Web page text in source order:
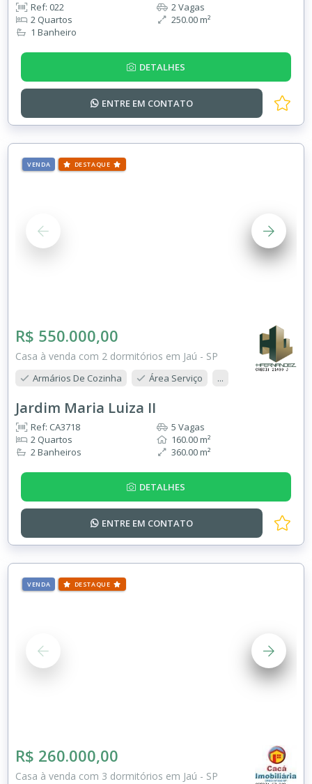
Ref: 022
2 Quartos
1 Banheiro
2 Vagas
250.00 m²
DETALHES
ENTRE EM CONTATO
VENDA DESTAQUE
R$ 550.000,00
Casa à venda com 2 dormitórios em Jaú - SP
Armários De Cozinha Área Serviço ...
Jardim Maria Luiza II
Ref: CA3718
2 Quartos
2 Banheiros
5 Vagas
160.00 m²
360.00 m²
DETALHES
ENTRE EM CONTATO
VENDA DESTAQUE
R$ 260.000,00
Casa à venda com 3 dormitórios em Jaú - SP